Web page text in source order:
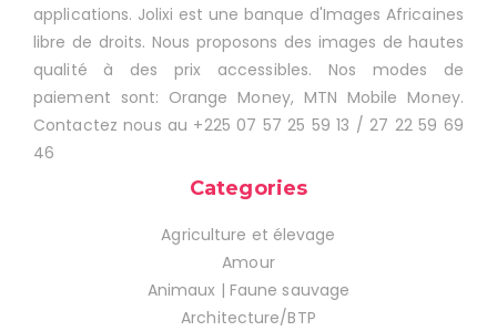
applications. Jolixi est une banque d'Images Africaines
libre de droits. Nous proposons des images de hautes
qualité à des prix accessibles. Nos modes de
paiement sont: Orange Money, MTN Mobile Money.
Contactez nous au +225 07 57 25 59 13 / 27 22 59 69
46
Categories
Agriculture et élevage
Amour
Animaux | Faune sauvage
Architecture/BTP